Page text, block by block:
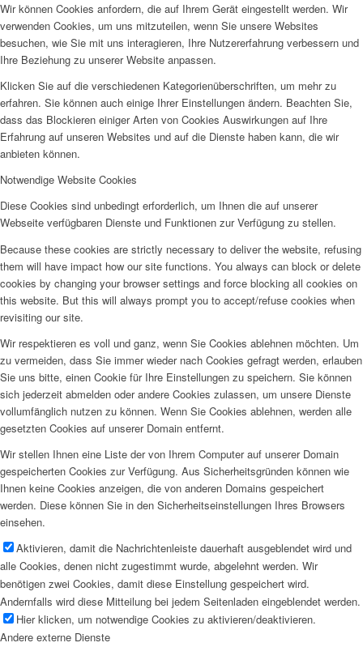
Wir können Cookies anfordern, die auf Ihrem Gerät eingestellt werden. Wir
verwenden Cookies, um uns mitzuteilen, wenn Sie unsere Websites
besuchen, wie Sie mit uns interagieren, Ihre Nutzererfahrung verbessern und
Ihre Beziehung zu unserer Website anpassen.
Klicken Sie auf die verschiedenen Kategorienüberschriften, um mehr zu
erfahren. Sie können auch einige Ihrer Einstellungen ändern. Beachten Sie,
dass das Blockieren einiger Arten von Cookies Auswirkungen auf Ihre
Erfahrung auf unseren Websites und auf die Dienste haben kann, die wir
anbieten können.
Notwendige Website Cookies
Diese Cookies sind unbedingt erforderlich, um Ihnen die auf unserer
Webseite verfügbaren Dienste und Funktionen zur Verfügung zu stellen.
Because these cookies are strictly necessary to deliver the website, refusing
them will have impact how our site functions. You always can block or delete
cookies by changing your browser settings and force blocking all cookies on
this website. But this will always prompt you to accept/refuse cookies when
revisiting our site.
Wir respektieren es voll und ganz, wenn Sie Cookies ablehnen möchten. Um
zu vermeiden, dass Sie immer wieder nach Cookies gefragt werden, erlauben
Sie uns bitte, einen Cookie für Ihre Einstellungen zu speichern. Sie können
sich jederzeit abmelden oder andere Cookies zulassen, um unsere Dienste
vollumfänglich nutzen zu können. Wenn Sie Cookies ablehnen, werden alle
gesetzten Cookies auf unserer Domain entfernt.
Wir stellen Ihnen eine Liste der von Ihrem Computer auf unserer Domain
gespeicherten Cookies zur Verfügung. Aus Sicherheitsgründen können wie
Ihnen keine Cookies anzeigen, die von anderen Domains gespeichert
werden. Diese können Sie in den Sicherheitseinstellungen Ihres Browsers
einsehen.
Aktivieren, damit die Nachrichtenleiste dauerhaft ausgeblendet wird und
alle Cookies, denen nicht zugestimmt wurde, abgelehnt werden. Wir
benötigen zwei Cookies, damit diese Einstellung gespeichert wird.
Andernfalls wird diese Mitteilung bei jedem Seitenladen eingeblendet werden.
Hier klicken, um notwendige Cookies zu aktivieren/deaktivieren.
Andere externe Dienste